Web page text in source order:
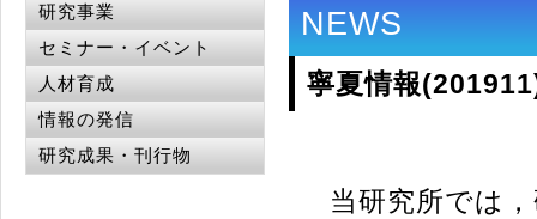
NEWS
寧夏情報
当研究所では，
研究事業
セミナー・イベント
人材育成
情報の発信
研究成果・刊行物